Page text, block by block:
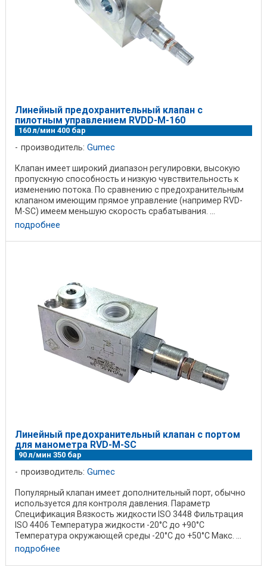
Линейный предохранительный клапан с
пилотным управлением RVDD-M-160
160 л/мин 400 бар
производитель: Gumec
Клапан имеет широкий диапазон регулировки, высокую
пропускную способность и низкую чувствительность к
изменению потока. По сравнению с предохранительным
клапаном имеющим прямое управление (например RVD-
M-SC) имеем меньшую скорость срабатывания. ...
подробнее
Линейный предохранительный клапан с портом
для манометра RVD-M-SC
90 л/мин 350 бар
производитель: Gumec
Популярный клапан имеет дополнительный порт, обычно
используется для контроля давления. Параметр
Спецификация Вязкость жидкости ISO 3448 Фильтрация
ISO 4406 Температура жидкости -20°C до +90°C
Температура окружающей среды -20°C до +50°C Макс. ...
подробнее